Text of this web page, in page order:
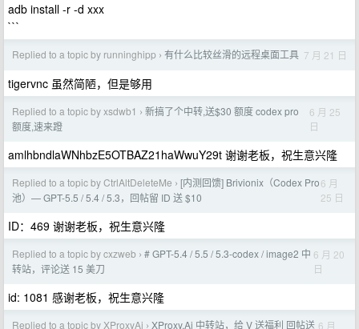
adb install -r -d xxx
```
Replied to a topic by runninghipp › 有什么比较丝滑的远程桌面工具 7 月 21 日
tigervnc 虽然简陋，但是够用
Replied to a topic by xsdwb1 › 新搞了个中转,送$30 额度 codex pro
额度,速来蹬
6 月 25
日
amlhbndlaWNhbzE5OTBAZ21haWwuY29t 谢谢老板，祝生意兴隆
Replied to a topic by CtrlAltDeleteMe › [内测回馈] Brivionix（Codex Pro
池）— GPT-5.5 / 5.4 / 5.3，回帖留 ID 送 $10
6 月
25 日
ID：469 谢谢老板，祝生意兴隆
Replied to a topic by cxzweb › # GPT-5.4 / 5.5 / 5.3-codex / image2 中
转站，评论送 15 美刀
6 月 20
日
id: 1081 感谢老板，祝生意兴隆
Replied to a topic by XProxyAi › XProxy.Ai 中转站，给 V 送福利 回帖送 6 月